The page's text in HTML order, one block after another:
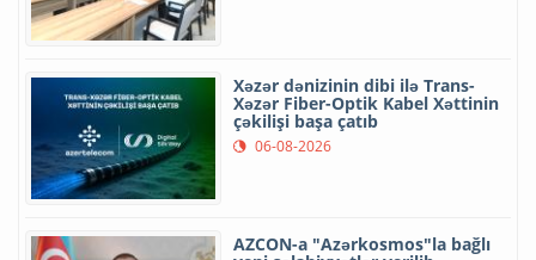
Xəzər dənizinin dibi ilə Trans-
Xəzər Fiber-Optik Kabel Xəttinin
çəkilişi başa çatıb
06-08-2026
AZCON-a "Azərkosmos"la bağlı